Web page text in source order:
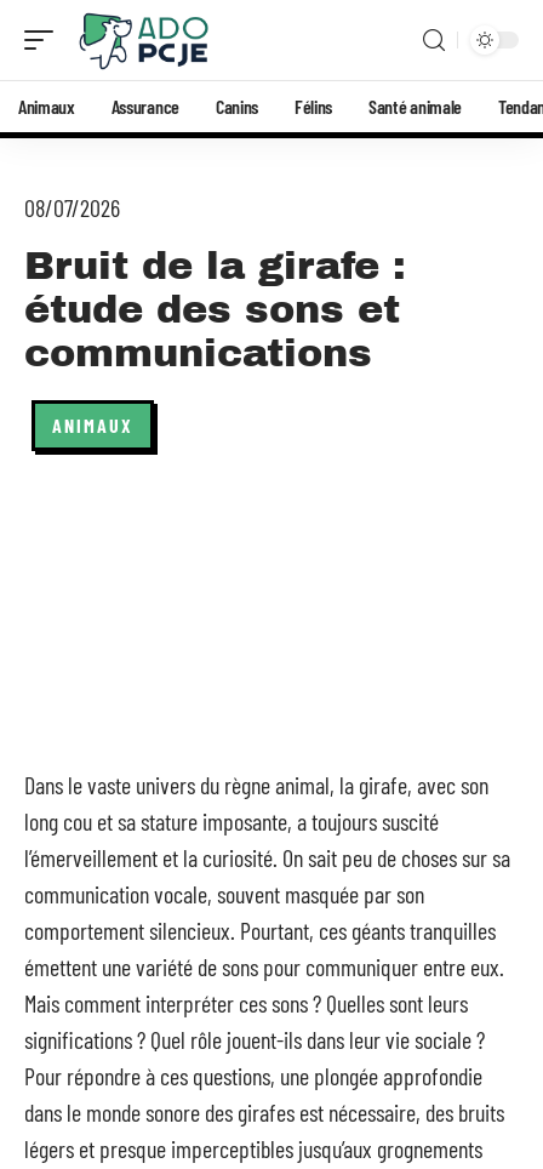
Animaux Assurance Canins Félins Santé animale
08/07/2026
Bruit de la girafe :
étude des sons et
communications
ANIMAUX
Dans le vaste univers du règne animal, la girafe, avec son
long cou et sa stature imposante, a toujours suscité
l’émerveillement et la curiosité. On sait peu de choses sur sa
communication vocale, souvent masquée par son
comportement silencieux. Pourtant, ces géants tranquilles
émettent une variété de sons pour communiquer entre eux.
Mais comment interpréter ces sons ? Quelles sont leurs
significations ? Quel rôle jouent-ils dans leur vie sociale ?
Pour répondre à ces questions, une plongée approfondie
dans le monde sonore des girafes est nécessaire, des bruits
légers et presque imperceptibles jusqu’aux grognements